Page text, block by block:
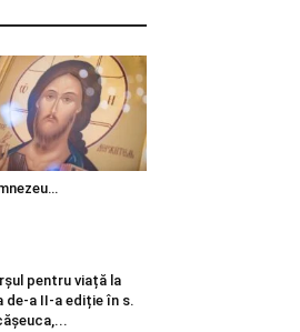
pentru viață la
de-a II-a ediție în s.